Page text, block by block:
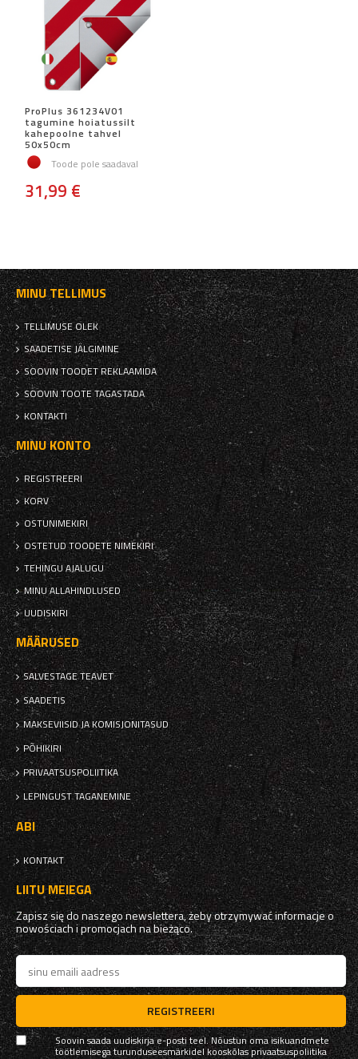
ProPlus 361234V01
tagumine hoiatussilt
kahepoolne tahvel
50x50cm
Toode pole saadaval
31,99 €
MINU TELLIMUS
TELLIMUSE OLEK
SAADETISE JÄLGIMINE
SOOVIN TOODET REKLAAMIDA
SOOVIN TOOTE TAGASTADA
KONTAKTI
MINU KONTO
REGISTREERI
KORV
OSTUNIMEKIRI
OSTETUD TOODETE NIMEKIRI
TEHINGU AJALUGU
MINU ALLAHINDLUSED
UUDISKIRI
MÄÄRUSED
SALVESTAGE TEAVET
SAADETIS
MAKSEVIISID JA KOMISJONITASUD
PÕHIKIRI
PRIVAATSUSPOLIITIKA
LEPINGUST TAGANEMINE
ABI
KONTAKT
LIITU MEIEGA
Zapisz się do naszego newslettera, żeby otrzymywać informacje o
nowościach i promocjach na bieżąco.
REGISTREERI
Soovin saada uudiskirja e-posti teel. Nõustun oma isikuandmete
töötlemisega turunduseesmärkidel kooskõlasprivaatsuspoliitika